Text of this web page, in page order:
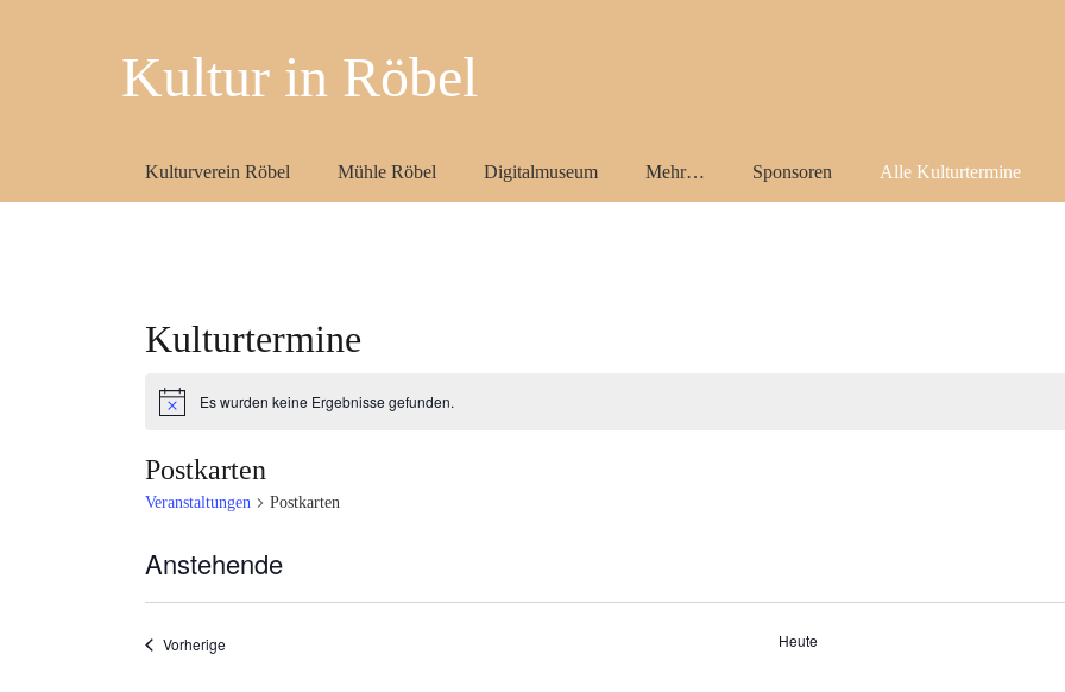
Kultur in Röbel
Kulturverein Röbel Mühle Röbel Digitalmuseum Mehr… Sponsoren Alle Kulturtermine
Kulturtermine
HinweisEs wurden keine Ergebnisse gefunden.
Postkarten
Veranstaltungen Postkarten
Anstehende
Datum
VorherigeVeranstaltungen Heute